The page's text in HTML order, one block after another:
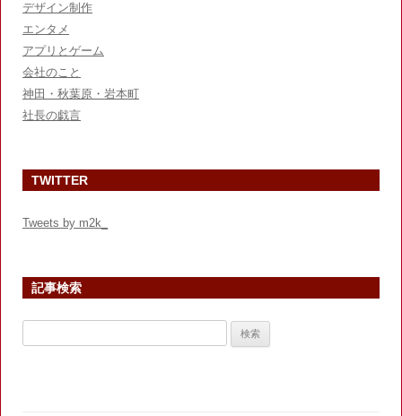
デザイン制作
エンタメ
アプリとゲーム
会社のこと
神田・秋葉原・岩本町
社長の戯言
TWITTER
Tweets by m2k_
記事検索